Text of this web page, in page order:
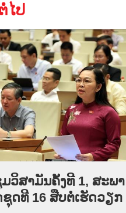
ໄປ
ວິສາມັນຄັ້ງທີ 1, ສະພາ
ດທີ 16 ສືບຕໍ່ເຮັດວຽກ